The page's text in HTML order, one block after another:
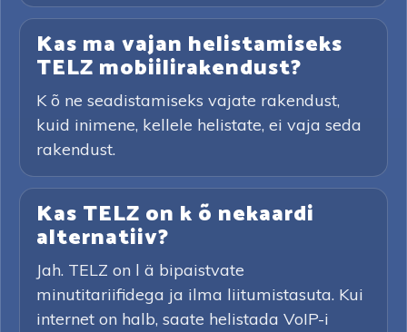
Kas ma vajan helistamiseks
TELZ mobiilirakendust?
K õ ne seadistamiseks vajate rakendust,
kuid inimene, kellele helistate, ei vaja seda
rakendust.
Kas TELZ on k õ nekaardi
alternatiiv?
Jah. TELZ on l ä bipaistvate
minutitariifidega ja ilma liitumistasuta. Kui
internet on halb, saate helistada VoIP-i